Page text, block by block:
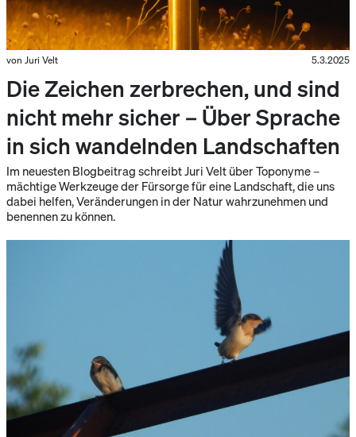
von Juri Velt 5.3.2025
Die Zeichen zerbrechen, und sind
nicht mehr sicher – Über Sprache
in sich wandelnden Landschaften
Im neuesten Blogbeitrag schreibt Juri Velt über Toponyme –
mächtige Werkzeuge der Fürsorge für eine Landschaft, die uns
dabei helfen, Veränderungen in der Natur wahrzunehmen und
benennen zu können.